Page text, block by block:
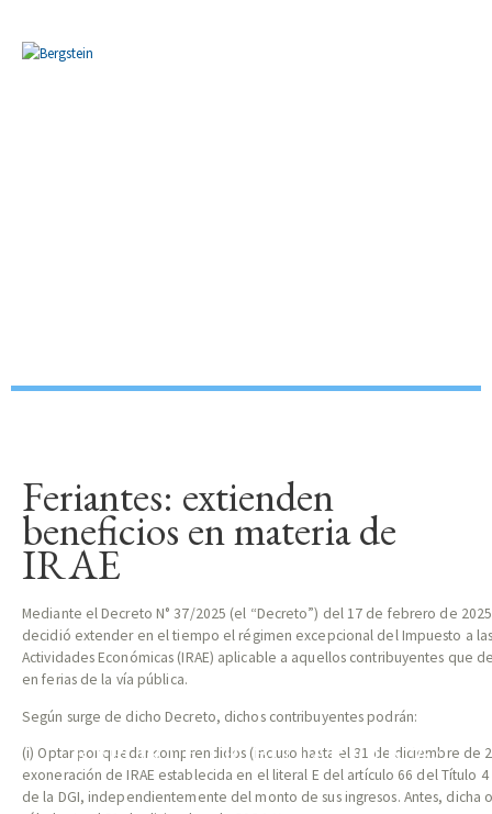
REPORTE TRIBUTARIO N°67
Feriantes: extienden
beneficios en materia de
IRAE
Mediante el Decreto N° 37/2025 (el “Decreto”) del 17 de febrero de
decidió extender en el tiempo el régimen excepcional del Impuesto a
Actividades Económicas (IRAE) aplicable a aquellos contribuyentes que
en ferias de la vía pública.
Según surge de dicho Decreto, dichos contribuyentes podrán:
(i) Optar por quedar comprendidos (incluso hasta el 31 de diciembre de
exoneración de IRAE establecida en el literal E del artículo 66 del Título
de la DGI, independientemente del monto de sus ingresos. Antes, dicha